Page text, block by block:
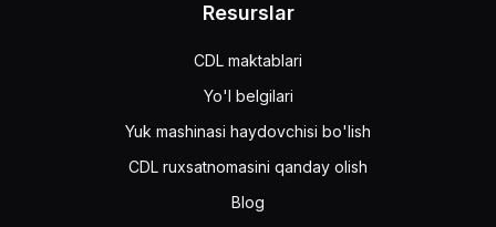
Resurslar
CDL maktablari
Yo'l belgilari
Yuk mashinasi haydovchisi bo'lish
CDL ruxsatnomasini qanday olish
Blog